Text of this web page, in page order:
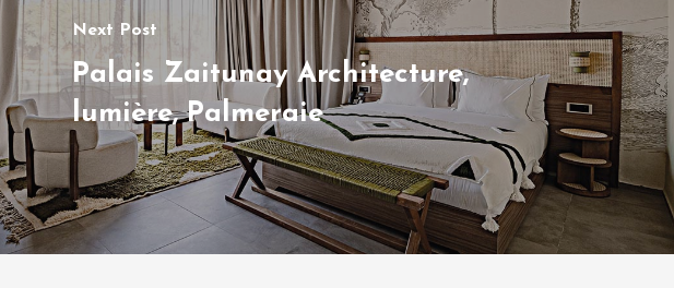
Next Post
Palais Zaitunay Architecture,
lumière, Palmeraie